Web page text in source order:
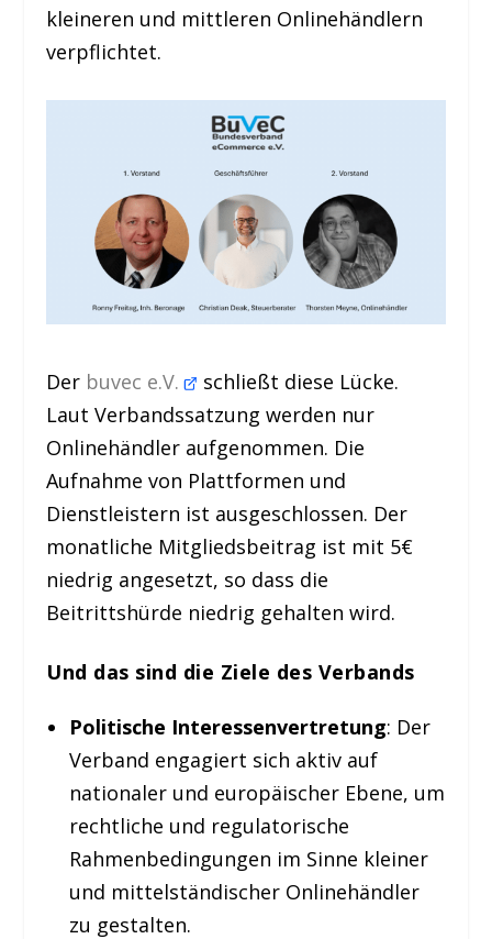
kleineren und mittleren Onlinehändlern
verpflichtet.
Der buvec e.V.
schließt diese Lücke.
Laut Verbandssatzung werden nur
Onlinehändler aufgenommen. Die
Aufnahme von Plattformen und
Dienstleistern ist ausgeschlossen. Der
monatliche Mitgliedsbeitrag ist mit 5€
niedrig angesetzt, so dass die
Beitrittshürde niedrig gehalten wird.
Und das sind die Ziele des Verbands
Politische Interessenvertretung: Der
Verband engagiert sich aktiv auf
nationaler und europäischer Ebene, um
rechtliche und regulatorische
Rahmenbedingungen im Sinne kleiner
und mittelständischer Onlinehändler
zu gestalten.